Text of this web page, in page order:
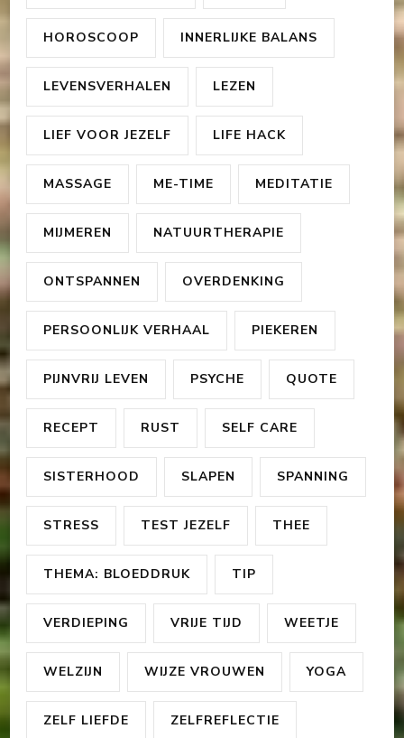
HOROSCOOP INNERLIJKE BALANS
LEVENSVERHALEN LEZEN
LIEF VOOR JEZELF LIFE HACK
MASSAGE ME-TIME MEDITATIE
MIJMEREN NATUURTHERAPIE
ONTSPANNEN OVERDENKING
PERSOONLIJK VERHAAL PIEKEREN
PIJNVRIJ LEVEN PSYCHE QUOTE
RECEPT RUST SELF CARE
SISTERHOOD SLAPEN SPANNING
STRESS TEST JEZELF THEE
THEMA: BLOEDDRUK TIP
VERDIEPING VRIJE TIJD WEETJE
WELZIJN WIJZE VROUWEN YOGA
ZELF LIEFDE ZELFREFLECTIE